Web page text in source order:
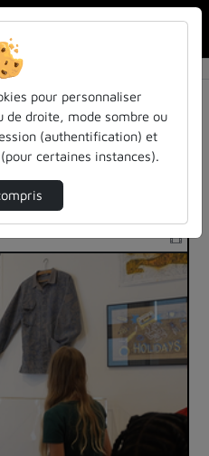
retirer) :
pour personnaliser
de droite, mode sombre ou
(authentification) et
certaines instances).